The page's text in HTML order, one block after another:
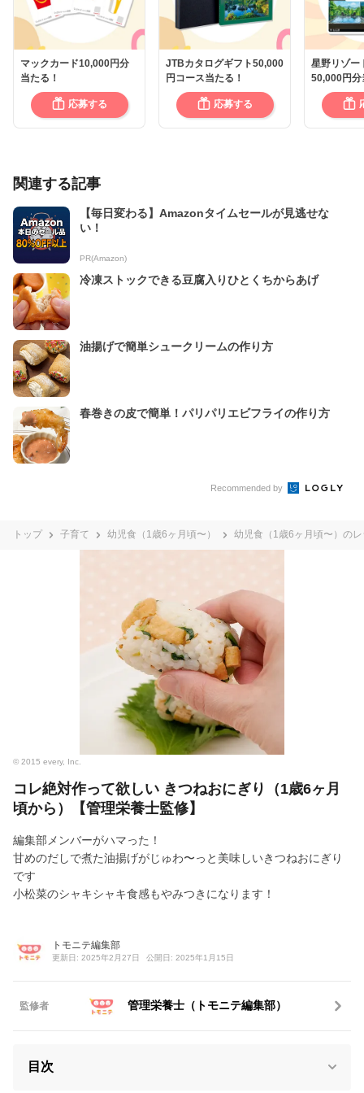
マックカード10,000円分
当たる！
応募する
JTBカタログギフト50,000
円コース当たる！
応募する
星野リゾー
50,000円分
関連する記事
【毎日変わる】Amazonタイムセールが見逃せな
い！
PR(Amazon)
冷凍ストックできる豆腐入りひとくちからあげ
油揚げで簡単シュークリームの作り方
春巻きの皮で簡単！パリパリエビフライの作り方
Recommended by
トップ 子育て 幼児食（1歳6ヶ月頃〜） 幼児食（1歳6ヶ月頃〜）の
© 2015 every, Inc.
コレ絶対作って欲しい きつねおにぎり（1歳6ヶ月
頃から）【管理栄養士監修】
編集部メンバーがハマった！
甘めのだしで煮た油揚げがじゅわ〜っと美味しいきつねおにぎり
です
小松菜のシャキシャキ食感もやみつきになります！
トモニテ編集部
更新日: 2025年2月27日 公開日: 2025年1月15日
監修者 管理栄養士（トモニテ編集部）
目次